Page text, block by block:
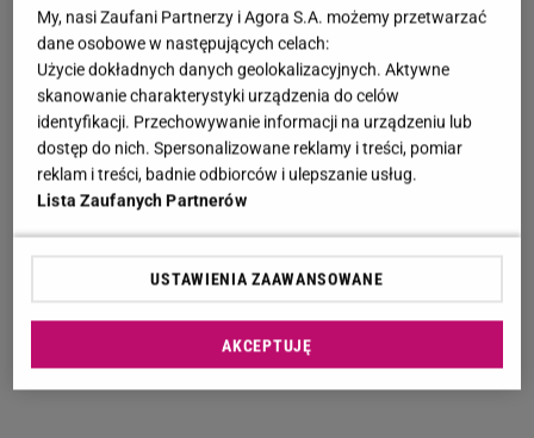
My, nasi Zaufani Partnerzy i Agora S.A. możemy przetwarzać
dane osobowe w następujących celach:
Użycie dokładnych danych geolokalizacyjnych. Aktywne
skanowanie charakterystyki urządzenia do celów
identyfikacji. Przechowywanie informacji na urządzeniu lub
dostęp do nich. Spersonalizowane reklamy i treści, pomiar
reklam i treści, badnie odbiorców i ulepszanie usług.
Lista Zaufanych Partnerów
USTAWIENIA ZAAWANSOWANE
AKCEPTUJĘ